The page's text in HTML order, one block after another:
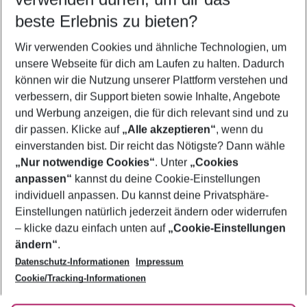
5-8 Nächte
2 Erwachsene Keine Kinder
Mehr Filter anzeigen
Footer
Footer navigation
Über uns
AGB
Bestpreisgarantie
Cookie-Einstellungen ändern
Cookie-Richtlinie
Agenturbetreuung
Barrierefreies Reisen
Folge uns
beste Erlebnis zu bieten?
Wir verwenden Cookies und ähnliche Technologien, um
unsere Webseite für dich am Laufen zu halten. Dadurch
können wir die Nutzung unserer Plattform verstehen und
verbessern, dir Support bieten sowie Inhalte, Angebote
und Werbung anzeigen, die für dich relevant sind und zu
dir passen. Klicke auf „Alle akzeptieren“, wenn du
einverstanden bist. Dir reicht das Nötigste? Dann wähle
„Nur notwendige Cookies“. Unter „Cookies
anpassen“ kannst du deine Cookie-Einstellungen
individuell anpassen. Du kannst deine Privatsphäre-
Einstellungen natürlich jederzeit ändern oder widerrufen
– klicke dazu einfach unten auf „Cookie-Einstellungen
ändern“.
Datenschutz-Informationen
Impressum
Cookie/Tracking-Informationen